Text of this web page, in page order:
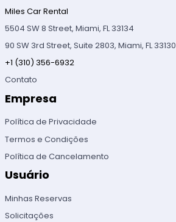
Miles Car Rental
5504 SW 8 Street, Miami, FL 33134
90 SW 3rd Street, Suite 2803, Miami, FL 33130
+1 (310) 356-6932
Contato
Empresa
Política de Privacidade
Termos e Condições
Política de Cancelamento
Usuário
Minhas Reservas
Solicitações